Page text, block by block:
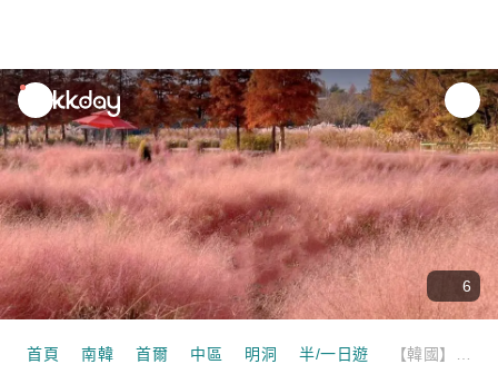
unread
notifications
6
首頁 南韓 首爾 中區 明洞 半/一日遊